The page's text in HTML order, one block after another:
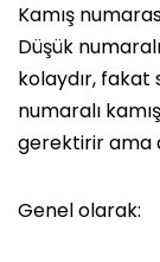
Kamış
Düşük
kolaydır, fakat
numaralı
gerektirir ama
Genel olarak: